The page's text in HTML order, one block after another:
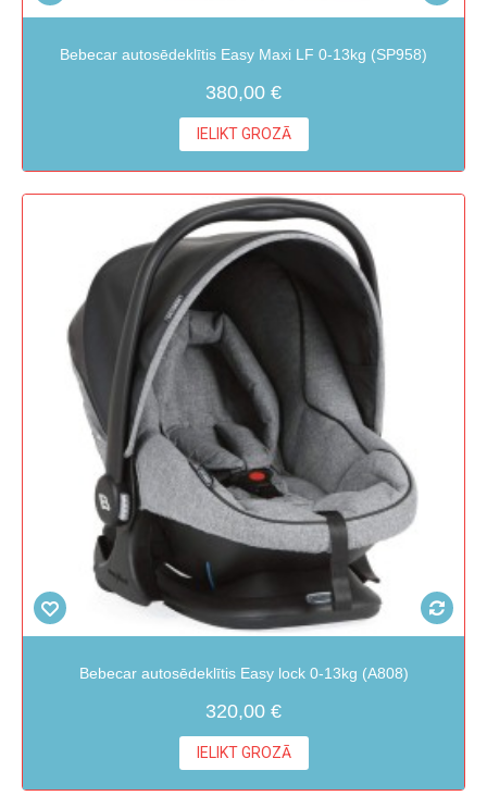
Bebecar autosēdeklītis Easy Maxi LF 0-13kg (SP958)
380,00 €
IELIKT GROZĀ
Bebecar autosēdeklītis Easy lock 0-13kg (A808)
320,00 €
IELIKT GROZĀ